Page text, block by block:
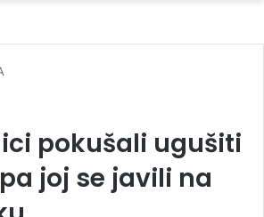
pokušali ugušiti
joj se javili na